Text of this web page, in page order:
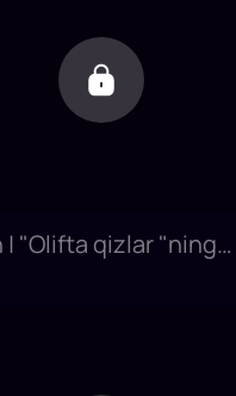
| "Olifta qizlar "ning